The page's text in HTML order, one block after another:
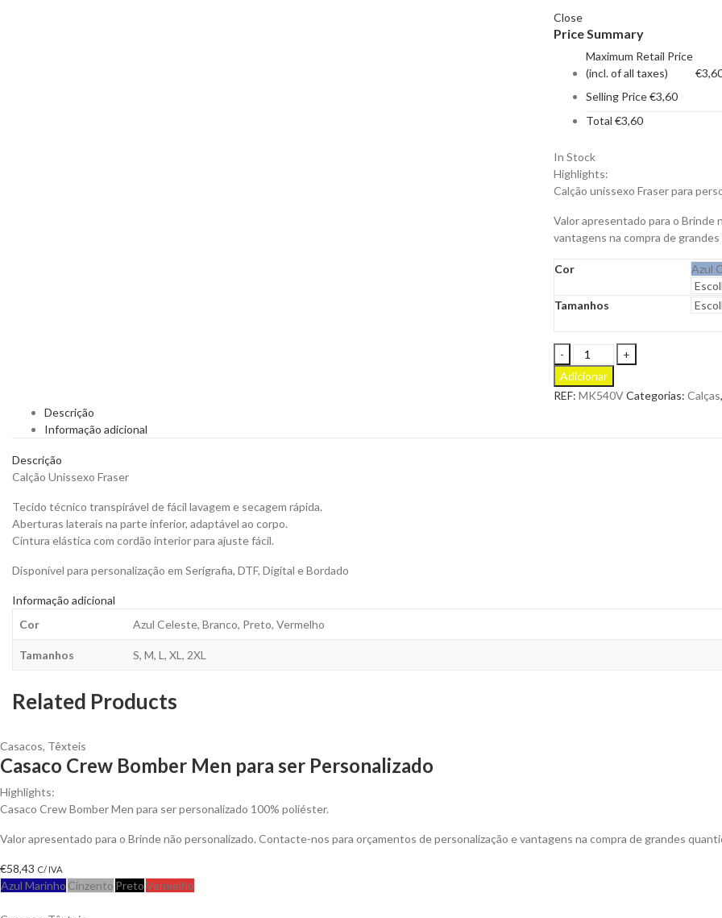
Close
Price Summary
Maximum Retail Price
(incl. of all taxes)
€
Selling Price€3,60
Total €3,60
In Stock
Highlights:
Calção unissexo Fraser para
Valor apresentado para o Brinde
vantagens na compra de
Cor Azul
Tamanhos
Calção
Unissexo
Fraser
para
Adicionar
REF: MK540VCategorias: Calças,
Descrição
Informação adicional
Descrição
Calção Unissexo Fraser
Tecido técnico transpirável de fácil lavagem e secagem rápida.
Aberturas laterais na parte inferior, adaptável ao corpo.
Cintura elástica com cordão interior para ajuste fácil.
Disponível para personalização em Serigrafia, DTF, Digital e Bordado
Informação adicional
Cor
Azul Celeste, Branco, Preto, Vermelho
Tamanhos S, M, L, XL, 2XL
Related Products
Casacos, Têxteis
Casaco Crew Bomber Men para ser Personalizado
Highlights:
Casaco Crew Bomber Men para ser personalizado 100% poliéster.
Valor apresentado para o Brinde não personalizado. Contacte-nos para orçamentos de personalização e vantagens na compra de grandes
€58,43 C/ IVA
Azul Marinho Cinzento PretoVermelho